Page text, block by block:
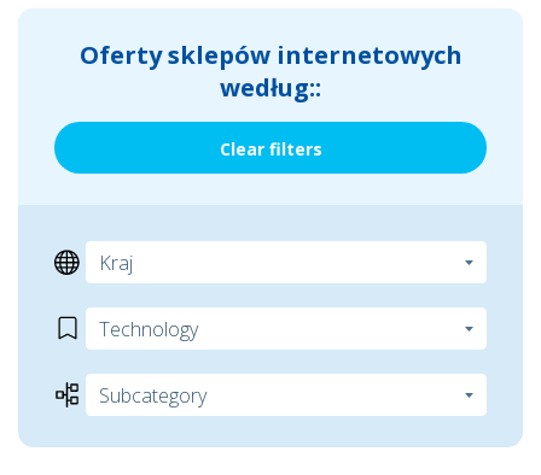
Oferty sklepów internetowych
według::
Clear filters